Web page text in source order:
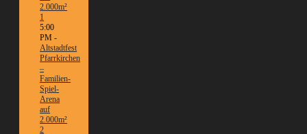
2.000m²
1
5:00
PM -
Altstadtfest
Pfarrkirchen
–
Familien-
Spiel-
Arena
auf
2.000m²
2